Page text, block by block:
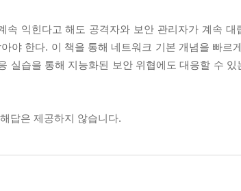
익힌다고 해도 공격자와 보안 관리자가 계속 대
야 한다. 이 책을 통해 네트워크 기본 개념을 빠르
실습을 통해 지능화된 보안 위협에도 대응할 수
답은 제공하지 않습니다.